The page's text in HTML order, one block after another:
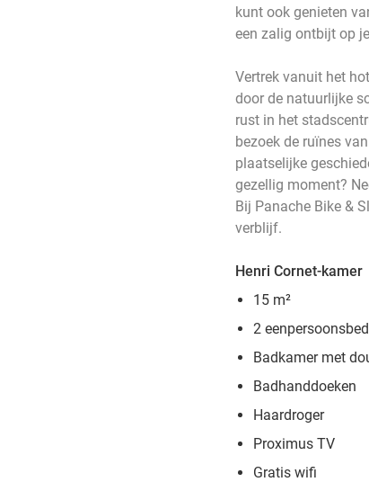
kunt ook genieten
een zalig ontbijt op
Vertrek vanuit het
door de natuurlijke
rust in het
bezoek de ruïnes
plaatselijke
gezellig moment?
Bij Panache Bike &
verblijf.
Henri Cornet-kamer
15 m²
2
Badkamer met
Badhanddoeken
Haardroger
Proximus TV
Gratis wifi